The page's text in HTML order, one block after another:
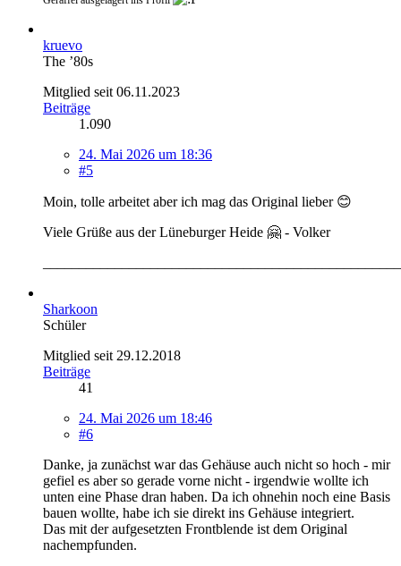
kruevo
The ’80s
Mitglied seit 06.11.2023
Beiträge
1.090
24. Mai 2026 um 18:36
#5
Moin, tolle arbeitet aber ich mag das Original lieber 😊
Viele Grüße aus der Lüneburger Heide 🤗 - Volker
Sharkoon
Schüler
Mitglied seit 29.12.2018
Beiträge
41
24. Mai 2026 um 18:46
#6
Danke, ja zunächst war das Gehäuse auch nicht so hoch - mir
gefiel es aber so gerade vorne nicht - irgendwie wollte ich
unten eine Phase dran haben. Da ich ohnehin noch eine Basis
bauen wollte, habe ich sie direkt ins Gehäuse integriert.
Das mit der aufgesetzten Frontblende ist dem Original
nachempfunden.